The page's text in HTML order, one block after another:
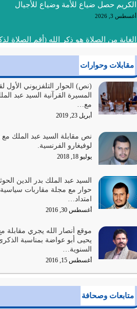
الكريم حصل ضياع للأمة وضياع للأجيال
أغسطس 3, 2026
الغاية من الصلاة هو ذكر الله (أقم الصلاة
أغسطس 2, 2026
السبب الرئيسي لشقاء الأمة الابتعاد عن
والتعدي لحدود الله بالإضافات للدين
أغسطس 1, 2026
أبرز أسباب الشقاء هو الإعراض عن ذكر
الله المتمثل في القرآن الكريم
يوليو 31, 2026
أولياء الشيطان كلما كانوا أكثر ولاءً وطاعة
كلما كانوا أكثر ضعفاً
يوليو 30, 2026
والرزق والاستبشار والنجاة والخلود في…
يوليو 29, 2026
مقابلات وحوارات
(نص) الحوار التلفزيوني الأول
المسيرة القرآنية السيد عبد
مع…
أبريل 23, 2019
نص مقابلة السيد عبد الملك
لوفيغارو الفرنسية.
يوليو 18, 2018
السيد عبد الملك بدر الدين
حوار مع مجلة مقاربات سياسية
امتداد…
أغسطس 30, 2016
موقع أنصار الله يجري مقابلة
يحيى أبو عواضة بمناسبة
السنوية…
أغسطس 15, 2016
متابعات وصحافة